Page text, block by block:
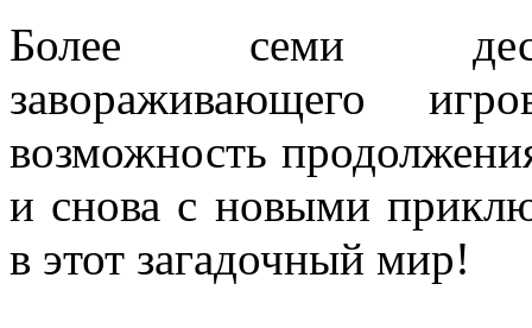
Более семи
завораживающего
возможность
и снова с новыми
в этот загадочный мир!